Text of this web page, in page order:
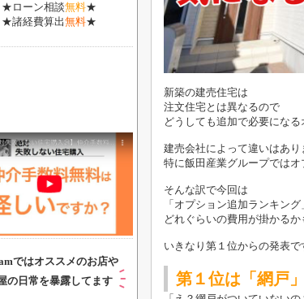
新築の建売住宅は
注文住宅とは異なるので
どうしても追加で必要になる
建売会社によって違いはあり
特に飯田産業グループではオ
そんな訳で今回は
「オプション追加ランキング
どれぐらいの費用が掛かるか
いきなり第１位からの発表で
第１位は「網戸」
★ローン相談無料★
★諸経費算出無料★
ではオススメのお店や
の日常を暴露してます